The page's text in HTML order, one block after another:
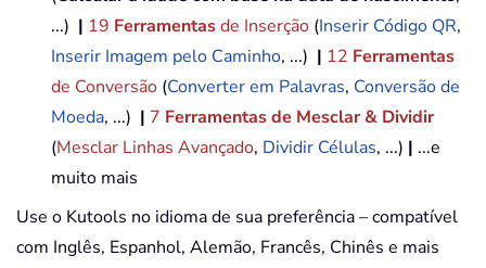
...) | 19 Ferramentasde Inserção (Inserir Código QR,
Inserir Imagem pelo Caminho, ...) | 12 Ferramentas
de Conversão (Converter em Palavras, Conversão de
Moeda, ...) | 7 Ferramentas de Mesclar & Dividir
(Mesclar Linhas Avançado, Dividir Células, ...) | ...e
muito mais
Use o Kutools no idioma de sua preferência – compatível
com Inglês, Espanhol, Alemão, Francês, Chinês e mais